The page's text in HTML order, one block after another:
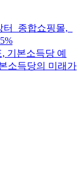
_종합쇼핑몰,_
기본소득당 예
소득당의 미래가